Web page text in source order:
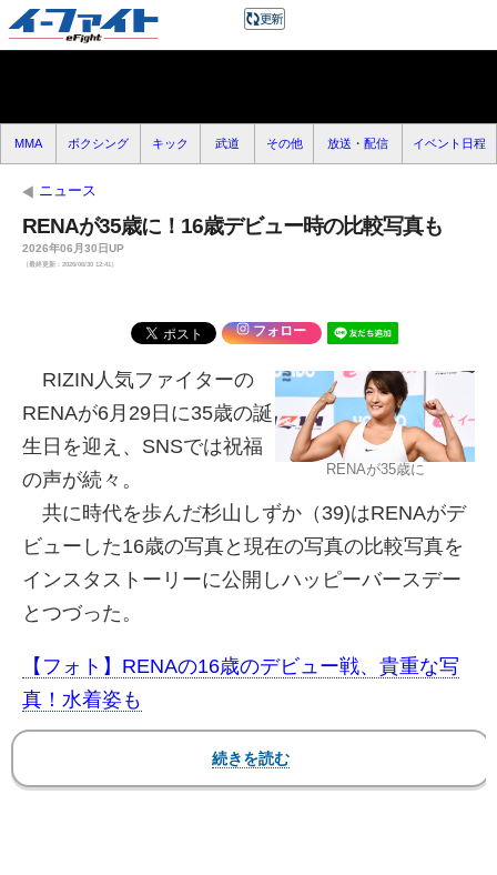
MMA ボクシング キック 武道 その他 放送・配信 イベント日程
ニュース
RENAが35歳に！16歳デビュー時の比較写真も
2026年06月30日UP
（最終更新：2026/06/30 12:41）
フォロー
RENAが35歳に
RIZIN人気ファイターの
RENAが6月29日に35歳の誕
生日を迎え、SNSでは祝福
の声が続々。
共に時代を歩んだ杉山しずか（39)はRENAがデ
ビューした16歳の写真と現在の写真の比較写真を
インスタストーリーに公開しハッピーバースデー
とつづった。
【フォト】RENAの16歳のデビュー戦、貴重な写
真！水着姿も